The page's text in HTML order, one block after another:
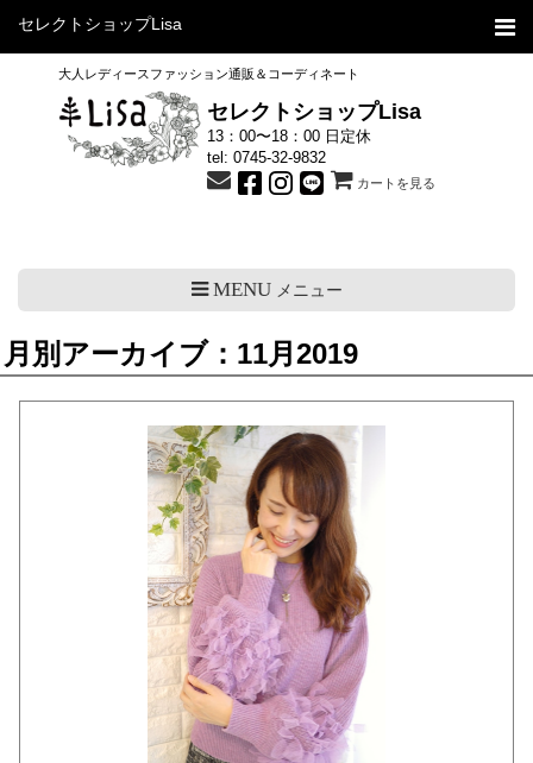
セレクトショップLisa
大人レディースファッション通販＆コーディネート
セレクトショップLisa
13：00〜18：00 日定休
tel: 0745-32-9832
カートを見る
MENUメニュー
月別アーカイブ：11月2019